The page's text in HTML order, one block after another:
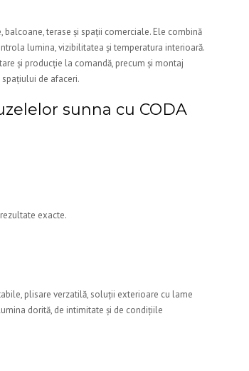
terase și spații comerciale. Ele combină
lumina, vizibilitatea și temperatura interioară.
și producție la comandă, precum și montaj
de afaceri.
sunna cu CODA
exacte.
plisare verzatilă, soluții exterioare cu lame
dorită, de intimitate și de condițiile